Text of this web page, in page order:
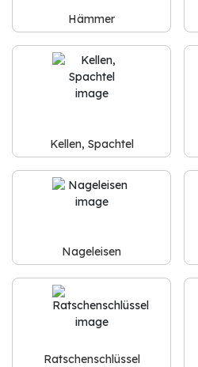
Hämmer
Kellen, Spachtel
Nageleisen
Ratschenschlüssel